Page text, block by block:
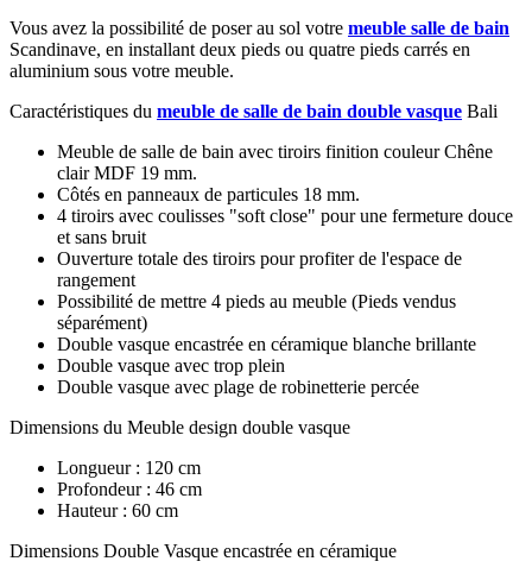
Vous avez la possibilité de poser au sol votre meuble salle de bain
Scandinave, en installant deux pieds ou quatre pieds carrés en
aluminium sous votre meuble.
Caractéristiques du meuble de salle de bain double vasque Bali
Meuble de salle de bain avec tiroirs finition couleur Chêne
clair MDF 19 mm.
Côtés en panneaux de particules 18 mm.
4 tiroirs avec coulisses "soft close" pour une fermeture douce
et sans bruit
Ouverture totale des tiroirs pour profiter de l'espace de
rangement
Possibilité de mettre 4 pieds au meuble (Pieds vendus
séparément)
Double vasque encastrée en céramique blanche brillante
Double vasque avec trop plein
Double vasque avec plage de robinetterie percée
Dimensions du Meuble design double vasque
Longueur : 120 cm
Profondeur : 46 cm
Hauteur : 60 cm
Dimensions Double Vasque encastrée en céramique